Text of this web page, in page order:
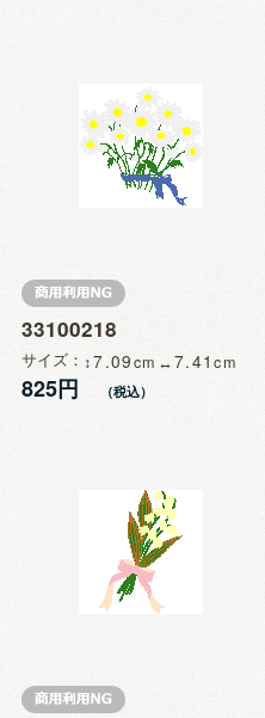
33100218
サイズ 7.09 7.41
825円